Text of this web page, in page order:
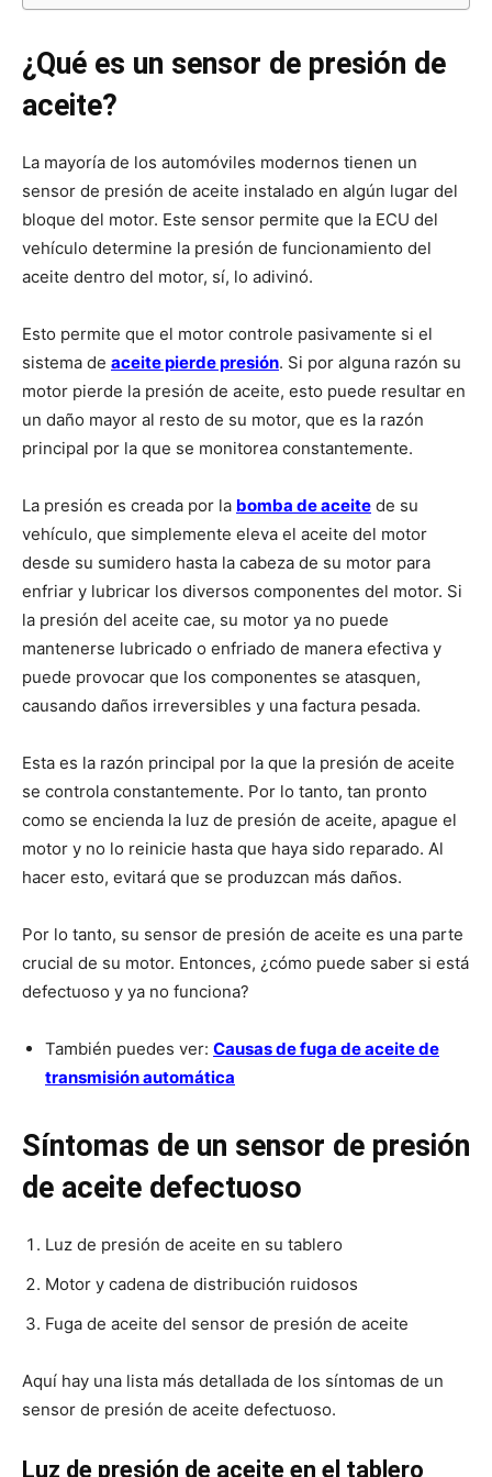
¿Qué es un sensor de presión de
aceite?
La mayoría de los automóviles modernos tienen un
sensor de presión de aceite instalado en algún lugar del
bloque del motor. Este sensor permite que la ECU del
vehículo determine la presión de funcionamiento del
aceite dentro del motor, sí, lo adivinó.
Esto permite que el motor controle pasivamente si el
sistema de aceite pierde presión. Si por alguna razón su
motor pierde la presión de aceite, esto puede resultar en
un daño mayor al resto de su motor, que es la razón
principal por la que se monitorea constantemente.
La presión es creada por la bomba de aceite de su
vehículo, que simplemente eleva el aceite del motor
desde su sumidero hasta la cabeza de su motor para
enfriar y lubricar los diversos componentes del motor. Si
la presión del aceite cae, su motor ya no puede
mantenerse lubricado o enfriado de manera efectiva y
puede provocar que los componentes se atasquen,
causando daños irreversibles y una factura pesada.
Esta es la razón principal por la que la presión de aceite
se controla constantemente. Por lo tanto, tan pronto
como se encienda la luz de presión de aceite, apague el
motor y no lo reinicie hasta que haya sido reparado. Al
hacer esto, evitará que se produzcan más daños.
Por lo tanto, su sensor de presión de aceite es una parte
crucial de su motor. Entonces, ¿cómo puede saber si está
defectuoso y ya no funciona?
También puedes ver: Causas de fuga de aceite de
transmisión automática
Síntomas de un sensor de presión
de aceite defectuoso
Luz de presión de aceite en su tablero
Motor y cadena de distribución ruidosos
Fuga de aceite del sensor de presión de aceite
Aquí hay una lista más detallada de los síntomas de un
sensor de presión de aceite defectuoso.
Luz de presión de aceite en el tablero